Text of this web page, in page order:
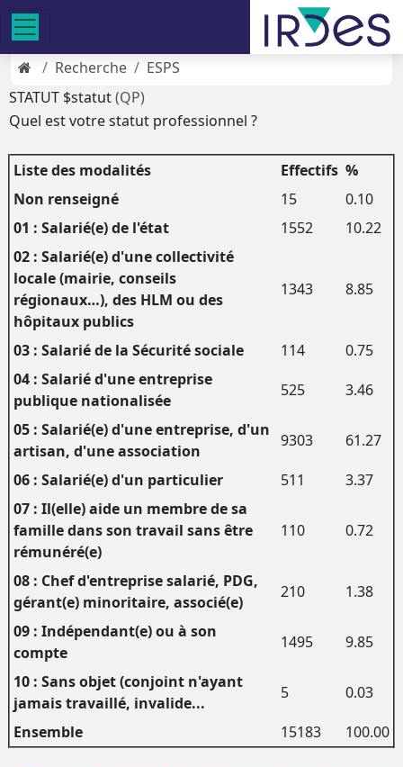
Recherche
ESPS
STATUT $statut(QP)
Quel est votre statut professionnel ?
Liste des modalités Effectifs %
Non renseigné
15
0.10
01 : Salarié(e) de l'état
1552
10.22
02 : Salarié(e) d'une collectivité
locale (mairie, conseils
régionaux…), des HLM ou des
hôpitaux publics
1343 8.85
03 : Salarié de la Sécurité sociale 114
0.75
04 : Salarié d'une entreprise
publique nationalisée
525
3.46
05 : Salarié(e) d'une entreprise, d'un
artisan, d'une association
9303
61.27
06 : Salarié(e) d'un particulier
511
3.37
07 : Il(elle) aide un membre de sa
famille dans son travail sans être
rémunéré(e)
110 0.72
08 : Chef d'entreprise salarié, PDG,
gérant(e) minoritaire, associé(e)
210
1.38
09 : Indépendant(e) ou à son
compte
1495
9.85
10 : Sans objet (conjoint n'ayant
jamais travaillé, invalide...
5
0.03
Ensemble
15183 100.00